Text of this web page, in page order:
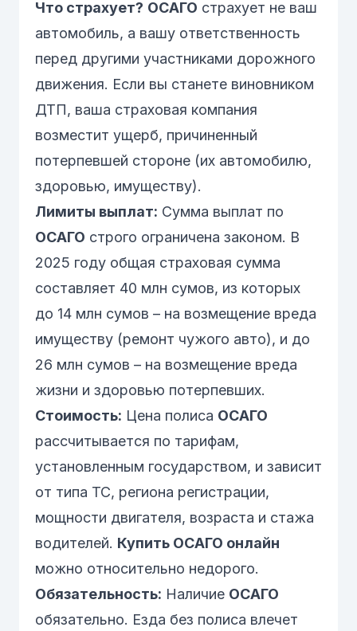
Что страхует? ОСАГО страхует не ваш
автомобиль, а вашу ответственность
перед другими участниками дорожного
движения. Если вы станете виновником
ДТП, ваша страховая компания
возместит ущерб, причиненный
потерпевшей стороне (их автомобилю,
здоровью, имуществу).
Лимиты выплат: Сумма выплат по
ОСАГО строго ограничена законом. В
2025 году общая страховая сумма
составляет 40 млн сумов, из которых
до 14 млн сумов – на возмещение вреда
имуществу (ремонт чужого авто), и до
26 млн сумов – на возмещение вреда
жизни и здоровью потерпевших.
Стоимость: Цена полиса ОСАГО
рассчитывается по тарифам,
установленным государством, и зависит
от типа ТС, региона регистрации,
мощности двигателя, возраста и стажа
водителей. Купить ОСАГО онлайн
можно относительно недорого.
Обязательность: Наличие ОСАГО
обязательно. Езда без полиса влечет